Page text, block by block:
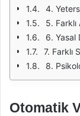
4.
5.
6. Yasal
7. Farklı
8.
Otomatik